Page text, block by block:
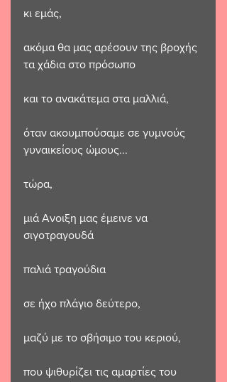
κι εμάς,
ακόμα θα μας αρέσουν της βροχής
τα χάδια στο πρόσωπο
και το ανακάτεμα στα μαλλιά,
όταν ακουμπούσαμε σε γυμνούς
γυναικείους ώμους...
τώρα,
μιά Ανοιξη μας έμεινε να
σιγοτραγουδά
παλιά τραγούδια
σε ήχο πλάγιο δεύτερο,
μαζύ με το σβήσιμο του κεριού,
που ψιθυρίζει τις αμαρτίες του